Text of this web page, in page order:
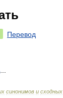
Перевод
синонимов и сходных